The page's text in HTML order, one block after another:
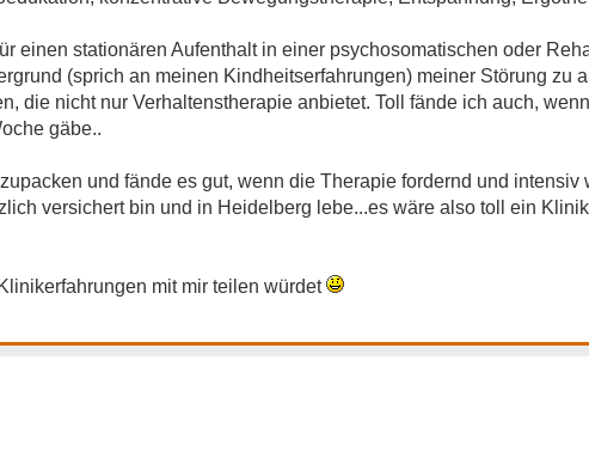
einen stationären Aufenthalt in einer psychosomatischen oder
(sprich an meinen Kindheitserfahrungen) meiner Störung zu
die nicht nur Verhaltenstherapie anbietet. Toll fände ich auch,
gäbe..
und fände es gut, wenn die Therapie fordernd und intensiv
versichert bin und in Heidelberg lebe...es wäre also toll ein
mit mir teilen würdet